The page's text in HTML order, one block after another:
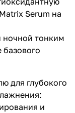
Serum на
ночной тонким
для глубокого
и